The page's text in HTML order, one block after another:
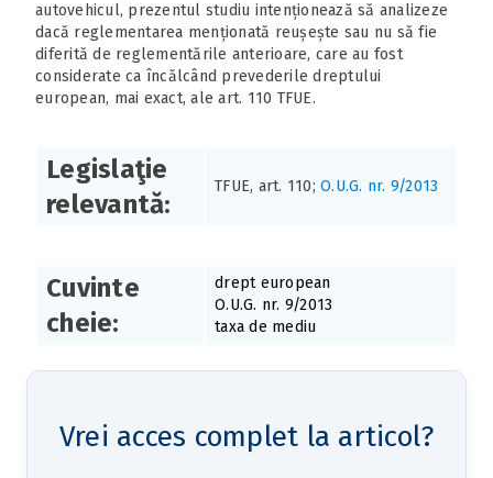
autovehicul, prezentul studiu intenționează să analizeze
dacă reglementarea menționată reușește sau nu să fie
diferită de reglementările anterioare, care au fost
considerate ca încălcând prevederile dreptului
european, mai exact, ale art. 110 TFUE.
Legislaţie
relevantă:
TFUE, art. 110; O.U.G. nr. 9/2013
Cuvinte
cheie:
drept european
O.U.G. nr. 9/2013
taxa de mediu
Vrei acces complet la articol?